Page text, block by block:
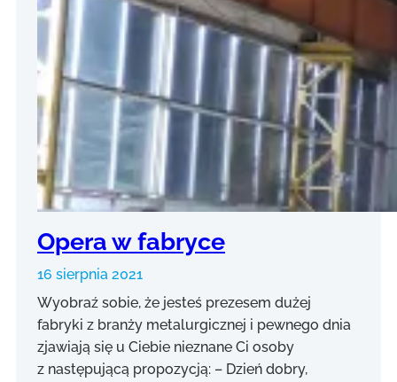
Opera w fabryce
16 sierpnia 2021
Wyobraź sobie, że jesteś prezesem dużej
fabryki z branży metalurgicznej i pewnego dnia
zjawiają się u Ciebie nieznane Ci osoby
z następującą propozycją: – Dzień dobry,